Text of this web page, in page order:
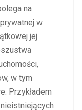
na
w
jej
w tym
Przykładem